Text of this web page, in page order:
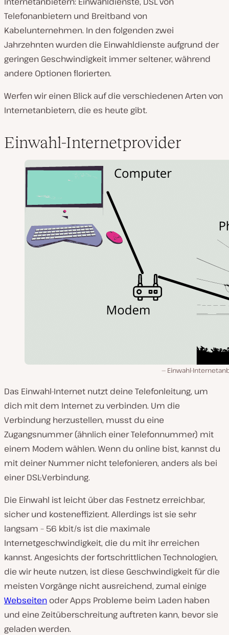
Telefonanbietern und Breitband von
Kabelunternehmen. In den folgenden zwei
Jahrzehnten wurden die Einwahldienste aufgrund der
geringen Geschwindigkeit immer seltener, während
andere Optionen florierten.
Werfen wir einen Blick auf die verschiedenen Arten von
Internetanbietern, die es heute gibt.
Einwahl-Internetprovider
Einwahl-
Das Einwahl-Internet nutzt deine Telefonleitung, um
dich mit dem Internet zu verbinden. Um die
Verbindung herzustellen, musst du eine
Zugangsnummer (ähnlich einer Telefonnummer) mit
einem Modem wählen. Wenn du online bist, kannst du
mit deiner Nummer nicht telefonieren, anders als bei
einer DSL-Verbindung.
Die Einwahl ist leicht über das Festnetz erreichbar,
sicher und kosteneffizient. Allerdings ist sie sehr
langsam – 56 kbit/s ist die maximale
Internetgeschwindigkeit, die du mit ihr erreichen
kannst. Angesichts der fortschrittlichen Technologien,
die wir heute nutzen, ist diese Geschwindigkeit für die
meisten Vorgänge nicht ausreichend, zumal einige
Webseiten oder Apps Probleme beim Laden haben
und eine Zeitüberschreitung auftreten kann, bevor sie
geladen werden.